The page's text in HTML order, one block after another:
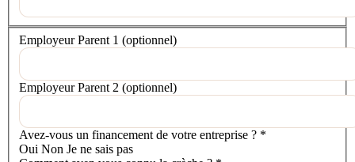
Votre situation
Employeur Parent 1 (optionnel)
Employeur Parent 2 (optionnel)
Avez-vous un financement de votre entreprise ? *
Oui Non Je ne sais pas